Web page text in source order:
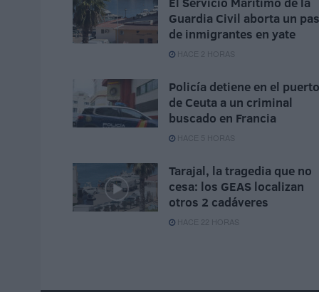
Guardia Civil aborta un
de inmigrantes en yate
HACE 2 HORAS
Policía detiene en el puerto
de Ceuta a un criminal
buscado en Francia
HACE 5 HORAS
Tarajal, la tragedia que no
cesa: los GEAS localizan
otros 2 cadáveres
HACE 22 HORAS